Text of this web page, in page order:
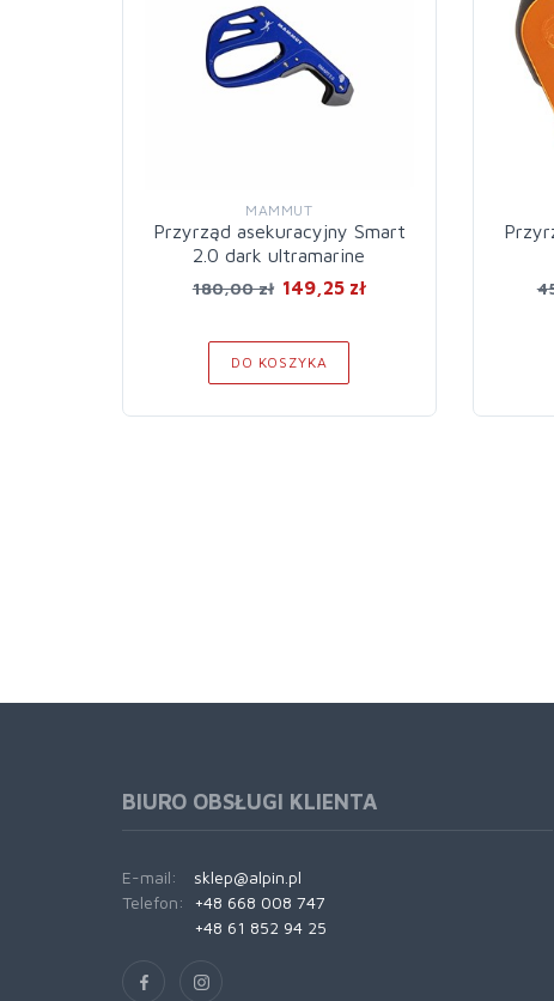
MAMMUT
Przyrząd asekuracyjny Smart
2.0 dark ultramarine
180,00 zł 149,25 zł
DO KOSZYKA
BIURO OBSŁUGI KLIENTA
E-mail:
sklep@alpin.pl
Telefon:
+48 668 008 747
+48 61 852 94 25